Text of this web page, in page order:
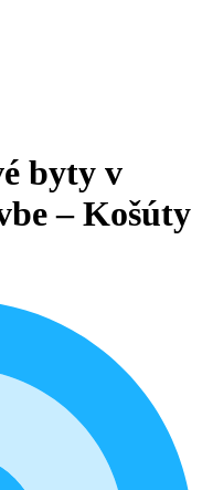
byty v
– Košúty